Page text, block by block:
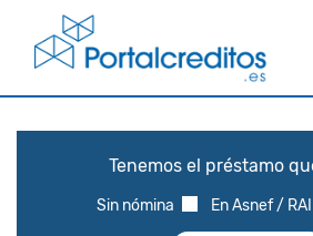
Tenemos el préstamo
Sin nómina En Asnef /